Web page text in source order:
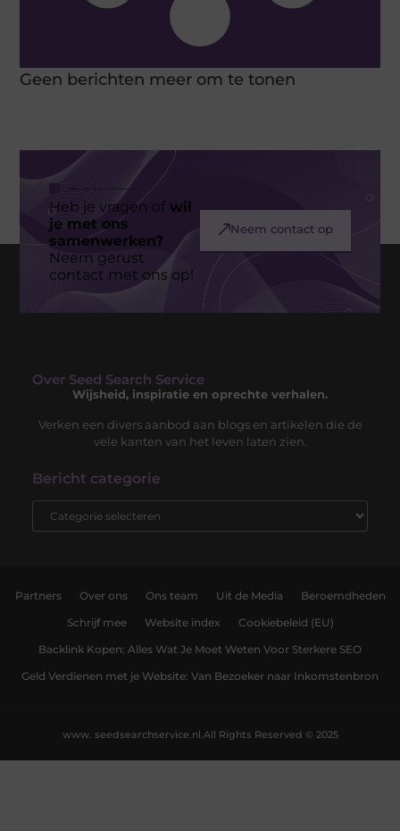
Geen berichten meer om te tonen
Heb je vragen ofwil
je met ons
samenwerken?
Neem gerust
contact met ons op!
Neem contact op
Over Seed Search Service
Wijsheid, inspiratie en oprechte verhalen.
Verken een divers aanbod aan blogs en artikelen die de
vele kanten van het leven laten zien.
Bericht categorie
Partners Over ons Ons team Uit de Media Beroemdheden
Schrijf mee Website index Cookiebeleid (EU)
Backlink Kopen: Alles Wat Je Moet Weten Voor Sterkere SEO
Geld Verdienen met je Website: Van Bezoeker naar Inkomstenbron
All Rights Reserved © 2025
www. seedsearchservice.nl.